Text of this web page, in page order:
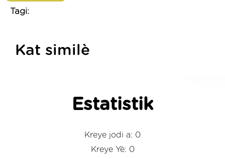
Tagi:
Kat similè
Estatistik
Kreye jodi a: 0
Kreye Yè: 0